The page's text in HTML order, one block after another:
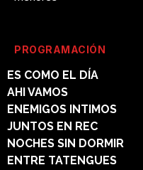
PROGRAMACIÓN
ES COMO EL DÍA
AHI VAMOS
ENEMIGOS INTIMOS
JUNTOS EN REC
NOCHES SIN DORMIR
ENTRE TATENGUES